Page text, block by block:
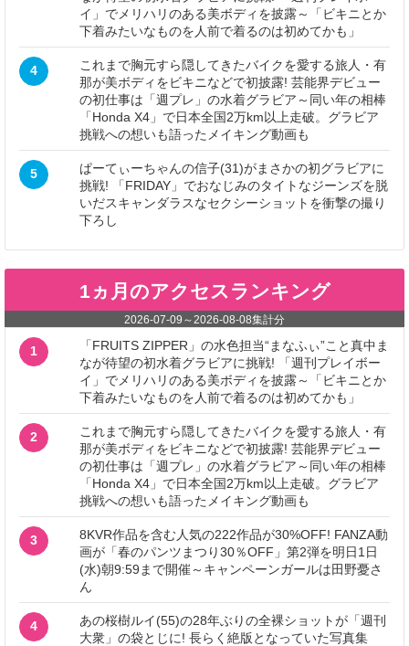
イ」でメリハリのある美ボディを披露～「ビキニとか
下着みたいなものを人前で着るのは初めてかも」
4
これまで胸元すら隠してきたバイクを愛する旅人・有
那が美ボディをビキニなどで初披露! 芸能界デビュー
の初仕事は「週プレ」の水着グラビア～同い年の相棒
「Honda X4」で日本全国2万km以上走破。グラビア
挑戦への想いも語ったメイキング動画も
5
ぱーてぃーちゃんの信子(31)がまさかの初グラビアに
挑戦! 「FRIDAY」でおなじみのタイトなジーンズを脱
いだスキャンダラスなセクシーショットを衝撃の撮り
下ろし
1ヵ月のアクセスランキング
2026-07-09 ～2026-08-08集計分
1
「FRUITS ZIPPER」の水色担当“まなふぃ”こと真中ま
なが待望の初水着グラビアに挑戦! 「週刊プレイボー
イ」でメリハリのある美ボディを披露～「ビキニとか
下着みたいなものを人前で着るのは初めてかも」
2
これまで胸元すら隠してきたバイクを愛する旅人・有
那が美ボディをビキニなどで初披露! 芸能界デビュー
の初仕事は「週プレ」の水着グラビア～同い年の相棒
「Honda X4」で日本全国2万km以上走破。グラビア
挑戦への想いも語ったメイキング動画も
3
8KVR作品を含む人気の222作品が30%OFF! FANZA動
画が「春のパンツまつり30％OFF」第2弾を明日1日
(水)朝9:59まで開催～キャンペーンガールは田野憂さ
ん
4
あの桜樹ルイ(55)の28年ぶりの全裸ショットが「週刊
大衆」の袋とじに! 長らく絶版となっていた写真集